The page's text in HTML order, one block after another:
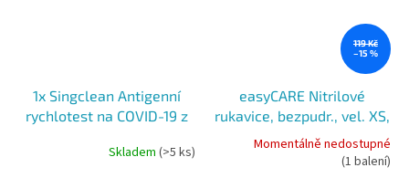
1x Singclean Antigenní
rychlotest na COVID-19 z
SEBETESTOVÁNÍ
Skladem(>5 ks)
119 Kč
–15 %
easyCARE Nitrilové
rukavice, bezpudr., vel. XS,
S, M, L, (100ks), tmavší
růžová, nesterilní
Momentálně nedostupné
(1 balení)